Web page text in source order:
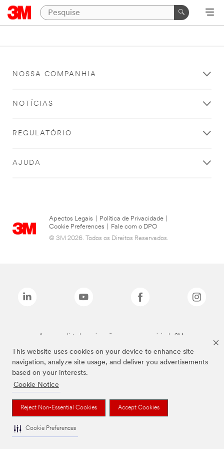
This website uses cookies on your device to enhance site
navigation, analyze site usage, and deliver you advertisements
based on your interests.
Cookie Notice
Reject Non-Essential Cookies Accept Cookies
Cookie Preferences
NOSSA COMPANHIA
NOTÍCIAS
REGULATÓRIO
AJUDA
Apectos Legais Política de Privacidade
Cookie Preferences
Fale com o DPO
© 3M 2026. Todos os Direitos Reservados.
As marcas listadas a cima são marcas comerciais da 3M.